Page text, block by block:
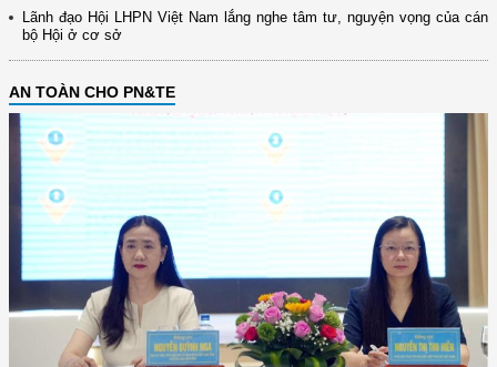
Lãnh đạo Hội LHPN Việt Nam lắng nghe tâm tư, nguyện vọng của cán
bộ Hội ở cơ sở
AN TOÀN CHO PN&TE